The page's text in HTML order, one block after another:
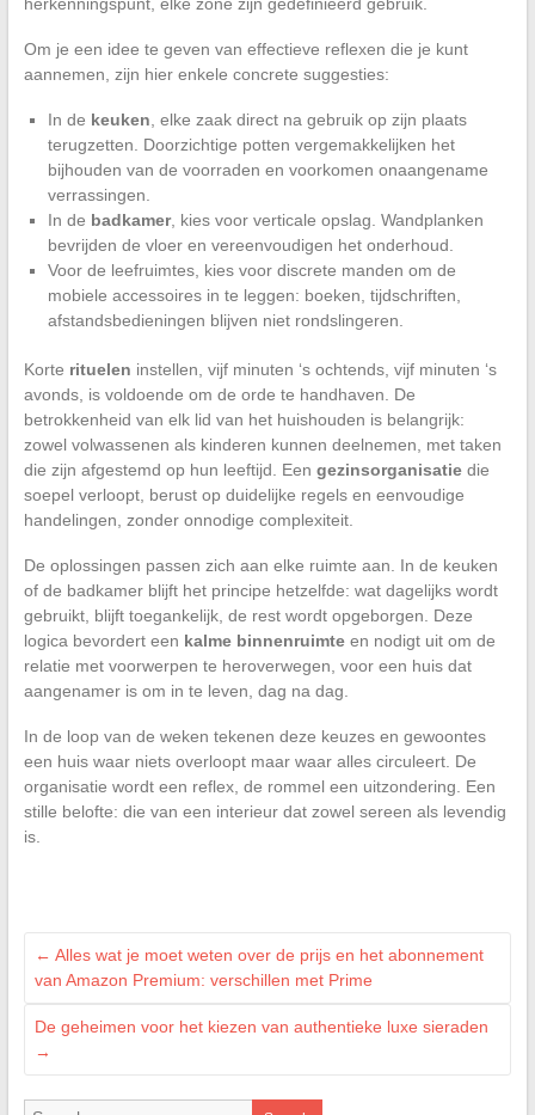
Om je een idee te geven van effectieve reflexen die je kunt
aannemen, zijn hier enkele concrete suggesties:
In de keuken , elke zaak direct na gebruik op zijn plaats
terugzetten. Doorzichtige potten vergemakkelijken het
bijhouden van de voorraden en voorkomen onaangename
verrassingen.
In de badkamer, kies voor verticale opslag. Wandplanken
bevrijden de vloer en vereenvoudigen het onderhoud.
Voor de leefruimtes, kies voor discrete manden om de
mobiele accessoires in te leggen: boeken, tijdschriften,
afstandsbedieningen blijven niet rondslingeren.
Korte rituelen instellen, vijf minuten ‘s ochtends, vijf minuten ‘s
avonds, is voldoende om de orde te handhaven. De
betrokkenheid van elk lid van het huishouden is belangrijk:
zowel volwassenen als kinderen kunnen deelnemen, met taken
die zijn afgestemd op hun leeftijd. Een gezinsorganisatiedie
soepel verloopt, berust op duidelijke regels en eenvoudige
handelingen, zonder onnodige complexiteit.
De oplossingen passen zich aan elke ruimte aan. In de keuken
of de badkamer blijft het principe hetzelfde: wat dagelijks wordt
gebruikt, blijft toegankelijk, de rest wordt opgeborgen. Deze
logica bevordert een kalme binnenruimteen nodigt uit om de
relatie met voorwerpen te heroverwegen, voor een huis dat
aangenamer is om in te leven, dag na dag.
In de loop van de weken tekenen deze keuzes en gewoontes
een huis waar niets overloopt maar waar alles circuleert. De
organisatie wordt een reflex, de rommel een uitzondering. Een
stille belofte: die van een interieur dat zowel sereen als levendig
is.
← Alles wat je moet weten over de prijs en het abonnement
van Amazon Premium: verschillen met Prime
De geheimen voor het kiezen van authentieke luxe sieraden
→